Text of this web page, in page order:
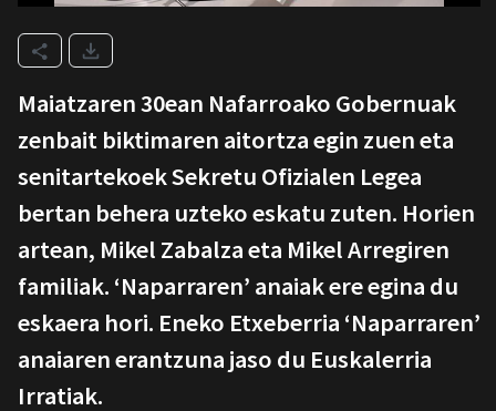
Maiatzaren 30ean Nafarroako Gobernuak
zenbait biktimaren aitortza egin zuen eta
senitartekoek Sekretu Ofizialen Legea
bertan behera uzteko eskatu zuten. Horien
artean, Mikel Zabalza eta Mikel Arregiren
familiak. ‘Naparraren’ anaiak ere egina du
eskaera hori. Eneko Etxeberria ‘Naparraren’
anaiaren erantzuna jaso du Euskalerria
Irratiak.